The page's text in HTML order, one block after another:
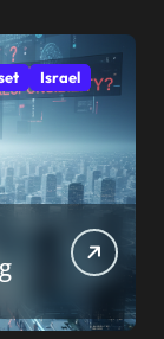
Israel